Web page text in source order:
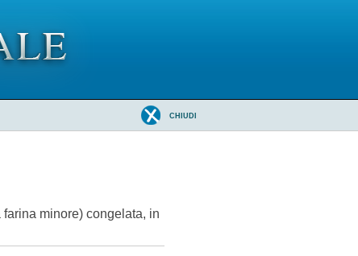
CHIUDI
minore) congelata, in